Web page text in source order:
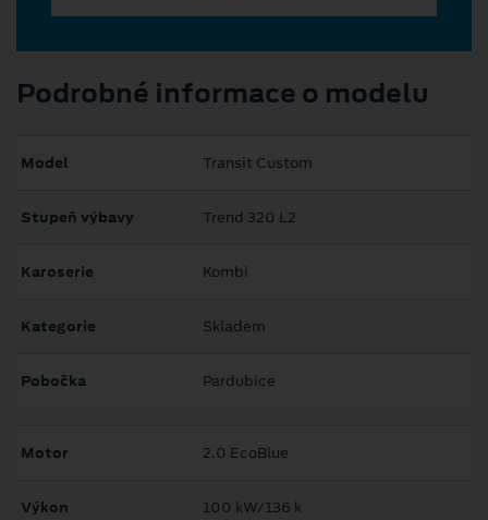
Podrobné informace o modelu
Model Transit Custom
Stupeň výbavy Trend 320 L2
Karoserie Kombi
Kategorie Skladem
Pobočka Pardubice
Motor 2.0 EcoBlue
Výkon 100 kW/136 k